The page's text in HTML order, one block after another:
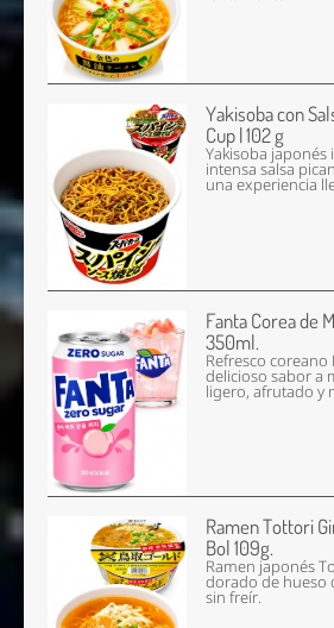
Yakisoba con
Cup | 102 g
Yakisoba
intensa salsa
una experiencia
Fanta Corea de
350ml.
Refresco coreano
delicioso sabor a
ligero, afrutado y
Ramen Tottori
Bol 109g.
Ramen japonés
dorado de hueso
sin freír.